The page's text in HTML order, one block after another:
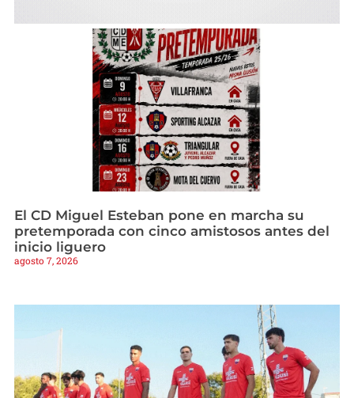
El CD Miguel Esteban pone en marcha su
pretemporada con cinco amistosos antes del
inicio liguero
agosto 7, 2026